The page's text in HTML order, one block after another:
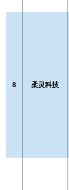
8 柔灵科技